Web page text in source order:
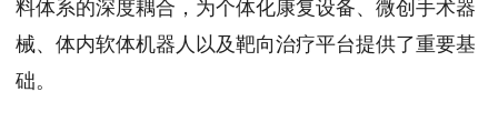
料体系的深度耦合，为个体化康复设备、微创手术器
械、体内软体机器人以及靶向治疗平台提供了重要基
础。